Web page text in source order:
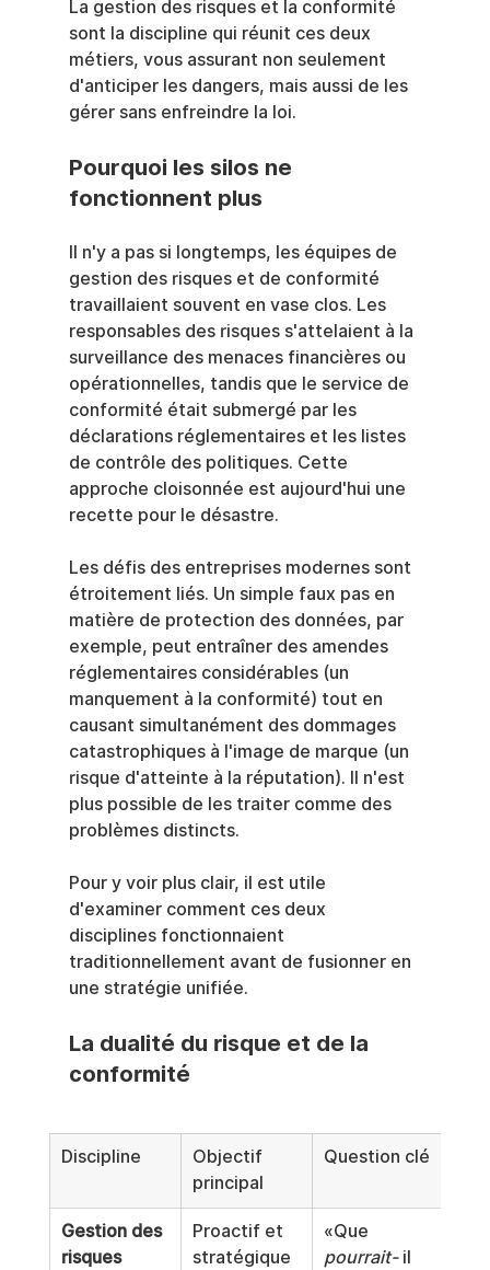
La gestion des risques et la conformité
sont la discipline qui réunit ces deux
métiers, vous assurant non seulement
d'anticiper les dangers, mais aussi de les
gérer sans enfreindre la loi.
Pourquoi les silos ne
fonctionnent plus
Il n'y a pas si longtemps, les équipes de
gestion des risques et de conformité
travaillaient souvent en vase clos. Les
responsables des risques s'attelaient à la
surveillance des menaces financières ou
opérationnelles, tandis que le service de
conformité était submergé par les
déclarations réglementaires et les listes
de contrôle des politiques. Cette
approche cloisonnée est aujourd'hui une
recette pour le désastre.
Les défis des entreprises modernes sont
étroitement liés. Un simple faux pas en
matière de protection des données, par
exemple, peut entraîner des amendes
réglementaires considérables (un
manquement à la conformité) tout en
causant simultanément des dommages
catastrophiques à l'image de marque (un
risque d'atteinte à la réputation). Il n'est
plus possible de les traiter comme des
problèmes distincts.
Pour y voir plus clair, il est utile
d'examiner comment ces deux
disciplines fonctionnaient
traditionnellement avant de fusionner en
une stratégie unifiée.
La dualité du risque et de la
conformité
Discipline
Objectif
principal
Question clé
Gestion des
risques
Proactif et
stratégique
«Que
pourrait- il